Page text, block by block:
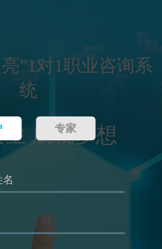
”1对1职业咨询系
统
成就梦想
专家